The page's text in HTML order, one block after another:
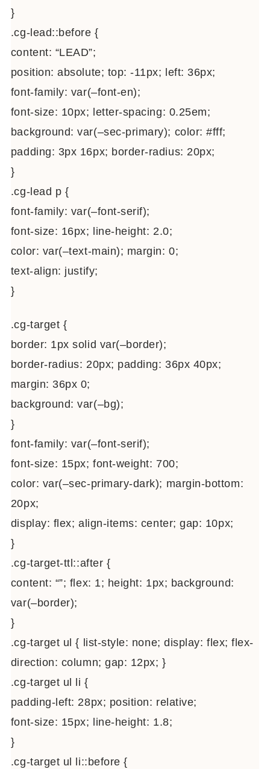
}
.cg-lead::before {
content: “LEAD”;
position: absolute; top: -11px; left: 36px;
font-family: var(–font-en);
font-size: 10px; letter-spacing: 0.25em;
background: var(–sec-primary); color: #fff;
padding: 3px 16px; border-radius: 20px;
}
.cg-lead p {
font-family: var(–font-serif);
font-size: 16px; line-height: 2.0;
color: var(–text-main); margin: 0;
text-align: justify;
}
.cg-target {
border: 1px solid var(–border);
border-radius: 20px; padding: 36px 40px;
margin: 36px 0;
background: var(–bg);
}
font-family: var(–font-serif);
font-size: 15px; font-weight: 700;
color: var(–sec-primary-dark); margin-bottom:
20px;
display: flex; align-items: center; gap: 10px;
}
.cg-target-ttl::after {
content: “”; flex: 1; height: 1px; background:
var(–border);
}
.cg-target ul { list-style: none; display: flex; flex-
direction: column; gap: 12px; }
.cg-target ul li {
padding-left: 28px; position: relative;
font-size: 15px; line-height: 1.8;
}
.cg-target ul li::before {